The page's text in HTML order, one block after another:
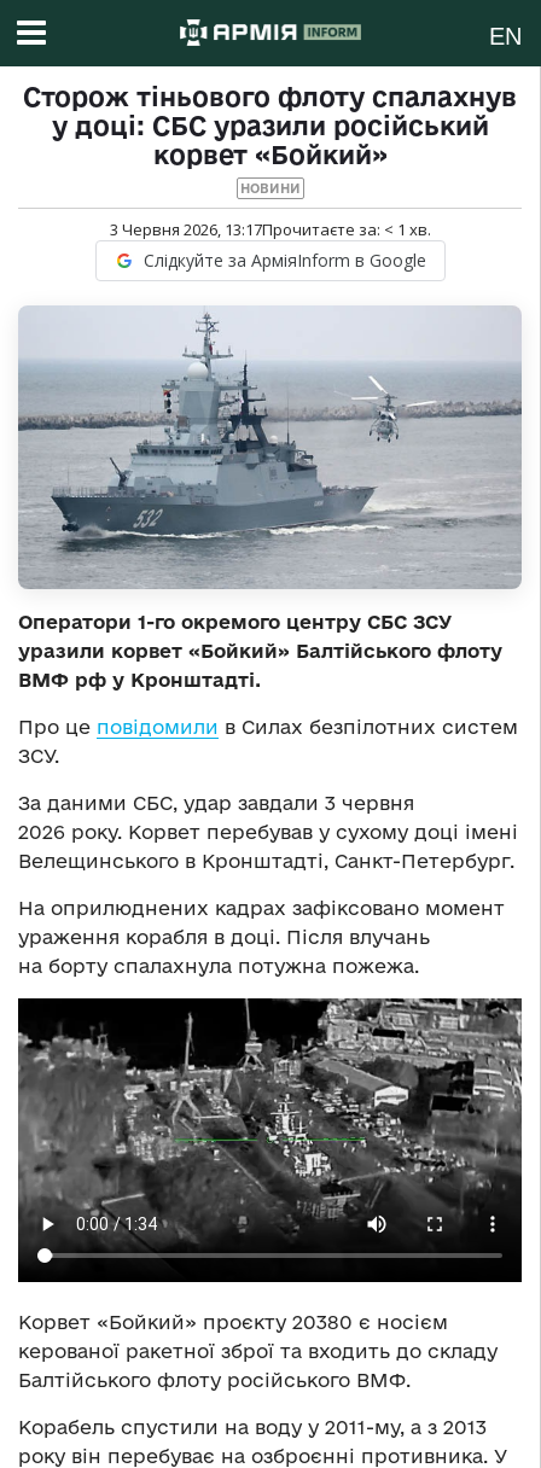
EN
Сторож тіньового флоту спалахнув
у доці: СБС уразили російський
корвет «Бойкий»
НОВИНИ
3 Червня 2026, 13:17Прочитаєте за: < 1 хв.
Слідкуйте за АрміяInform в Google
Оператори 1-го окремого центру СБС ЗСУ
уразили корвет «Бойкий» Балтійського флоту
ВМФ рф у Кронштадті.
Про це повідомили в Силах безпілотних систем
ЗСУ.
За даними СБС, удар завдали 3 червня
2026 року. Корвет перебував у сухому доці імені
Велещинського в Кронштадті, Санкт-Петербург.
На оприлюднених кадрах зафіксовано момент
ураження корабля в доці. Після влучань
на борту спалахнула потужна пожежа.
Корвет «Бойкий» проєкту 20380 є носієм
керованої ракетної зброї та входить до складу
Балтійського флоту російського ВМФ.
Корабель спустили на воду у 2011-му, а з 2013
року він перебуває на озброєнні противника. У